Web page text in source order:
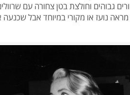
גבוהים וחולצת בטן צחורה עם
נועז או מקורי במיוחד אבל